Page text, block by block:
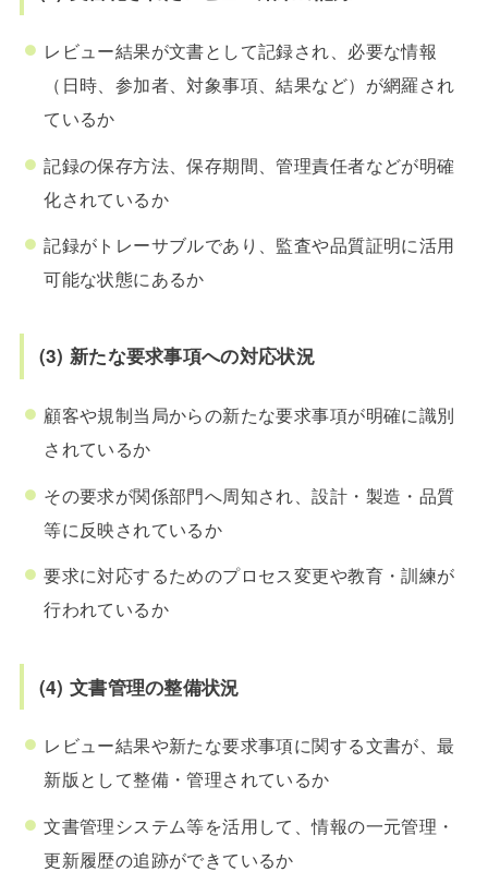
レビュー結果が文書として記録され、必要な情報
（日時、参加者、対象事項、結果など）が網羅され
ているか
記録の保存方法、保存期間、管理責任者などが明確
化されているか
記録がトレーサブルであり、監査や品質証明に活用
可能な状態にあるか
(3) 新たな要求事項への対応状況
顧客や規制当局からの新たな要求事項が明確に識別
されているか
その要求が関係部門へ周知され、設計・製造・品質
等に反映されているか
要求に対応するためのプロセス変更や教育・訓練が
行われているか
(4) 文書管理の整備状況
レビュー結果や新たな要求事項に関する文書が、最
新版として整備・管理されているか
文書管理システム等を活用して、情報の一元管理・
更新履歴の追跡ができているか